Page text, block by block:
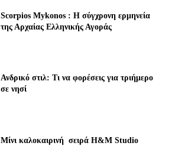
Scorpios Mykonos : Η σύγχρονη ερμηνεία
της Αρχαίας Ελληνικής Αγοράς
Ανδρικό στιλ: Τι να φορέσεις για τριήμερο
σε νησί
Μίνι καλοκαιρινή σειρά H&M Studio